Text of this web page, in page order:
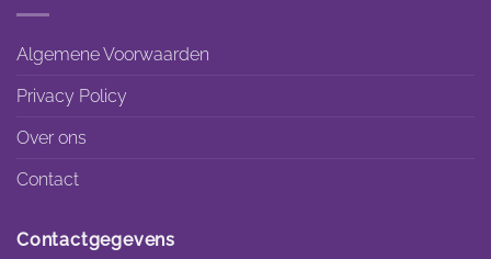
Algemene Voorwaarden
Privacy Policy
Over ons
Contact
Contactgegevens